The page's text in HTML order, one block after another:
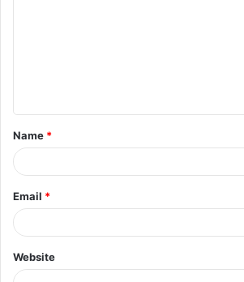
t
*
Name *
Email *
Website